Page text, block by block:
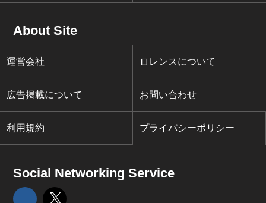
About Site
運営会社 ロレンスについて
広告掲載について お問い合わせ
利用規約 プライバシーポリシー
Social Networking Service